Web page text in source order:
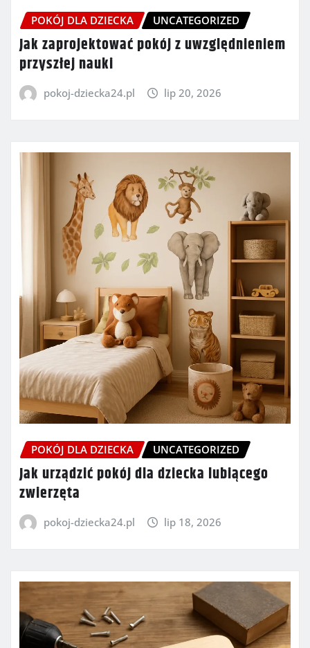
POKÓJ DLA DZIECKA UNCATEGORIZED
Jak zaprojektować pokój z uwzględnieniem
przyszłej nauki
pokoj-dziecka24.pl lip 20, 2026
POKÓJ DLA DZIECKA UNCATEGORIZED
Jak urządzić pokój dla dziecka lubiącego
zwierzęta
pokoj-dziecka24.pl lip 18, 2026